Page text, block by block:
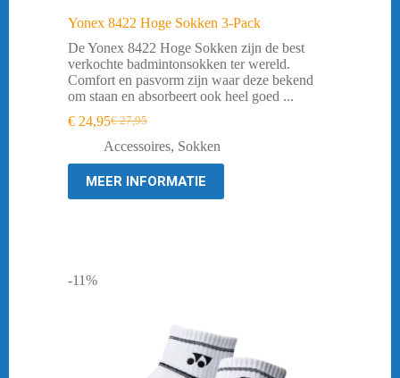
Yonex 8422 Hoge Sokken 3-Pack
De Yonex 8422 Hoge Sokken zijn de best
verkochte badmintonsokken ter wereld.
Comfort en pasvorm zijn waar deze bekend
om staan en absorbeert ook heel goed ...
€27,95
Oorspronkelijke
prijs
€ 27,95.
€ 24,95Huidige
prijs
€ 24,95.
Accessoires, Sokken
MEER INFORMATIE
-11%